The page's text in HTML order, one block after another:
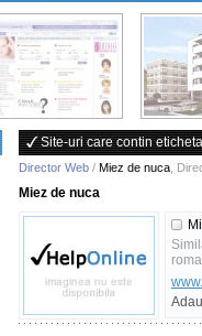
Site-uri care contin
Director Web / Miez de nuca
Miez de nuca